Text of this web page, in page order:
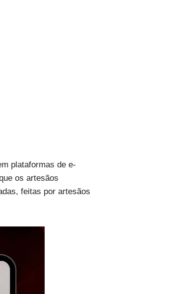
plataformas de e-
os artesãos
feitas por artesãos